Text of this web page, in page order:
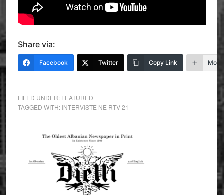
Share via:
Facebook Twitter Copy Link More
FILED UNDER: FEATURED
TAGGED WITH: INTERVISTE NE RTV 21